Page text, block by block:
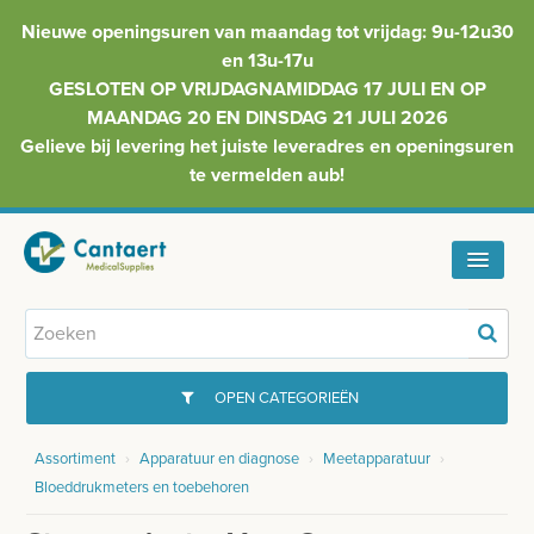
Nieuwe openingsuren van maandag tot vrijdag: 9u-12u30
en 13u-17u
GESLOTEN OP VRIJDAGNAMIDDAG 17 JULI EN OP
MAANDAG 20 EN DINSDAG 21 JULI 2026
Gelieve bij levering het juiste leveradres en openingsuren
te vermelden aub!
HOME
INFO
OPEN CATEGORIEËN
GYNAECOLOGIE
Assortiment › Apparatuur en diagnose › Meetapparatuur ›
Bloeddrukmeters en toebehoren